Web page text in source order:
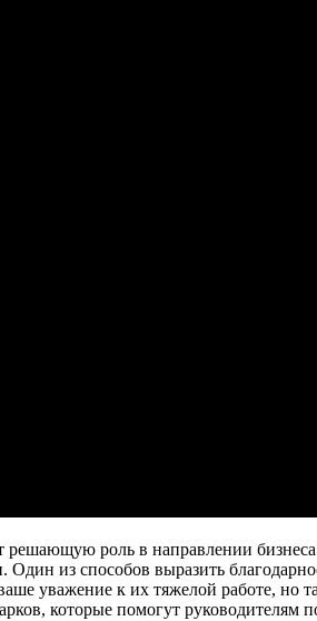
роль в направлении
Один из способов выразить
уважение к их тяжелой работе,
которые помогут руководителям